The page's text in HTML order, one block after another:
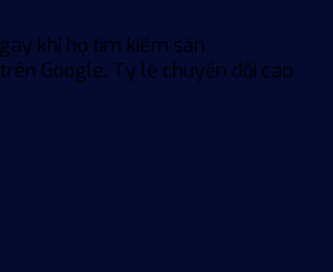
khi họ tìm kiếm sản
Google. Tỷ lệ chuyển đổi cao